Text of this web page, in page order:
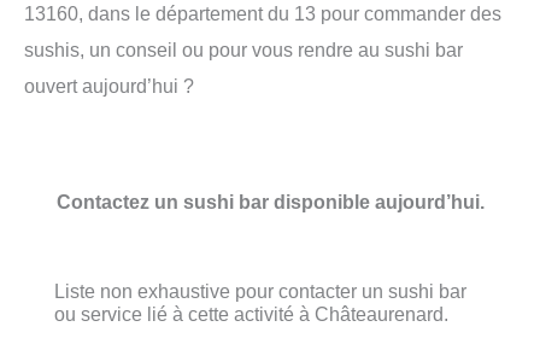
13160, dans le département du 13 pour commander des
sushis, un conseil ou pour vous rendre au sushi bar
ouvert aujourd’hui ?
Contactez un sushi bar disponible aujourd’hui.
Liste non exhaustive pour contacter un sushi bar
ou service lié à cette activité à Châteaurenard.